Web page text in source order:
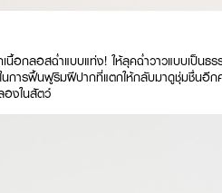
อกลอสฉ่ำแบบแท่ง! ให้ลุคฉ่ำวาวแบบเป็นธ
นการฟื้นฟูริมฝีปากที่แตกให้กลับมาดูชุ่มชื่น
องในสัตว์